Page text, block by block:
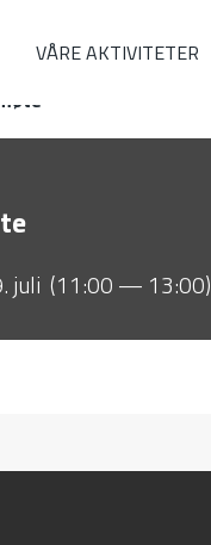
VÅRE AKTIVITETER
juli (11:00 — 13:00)